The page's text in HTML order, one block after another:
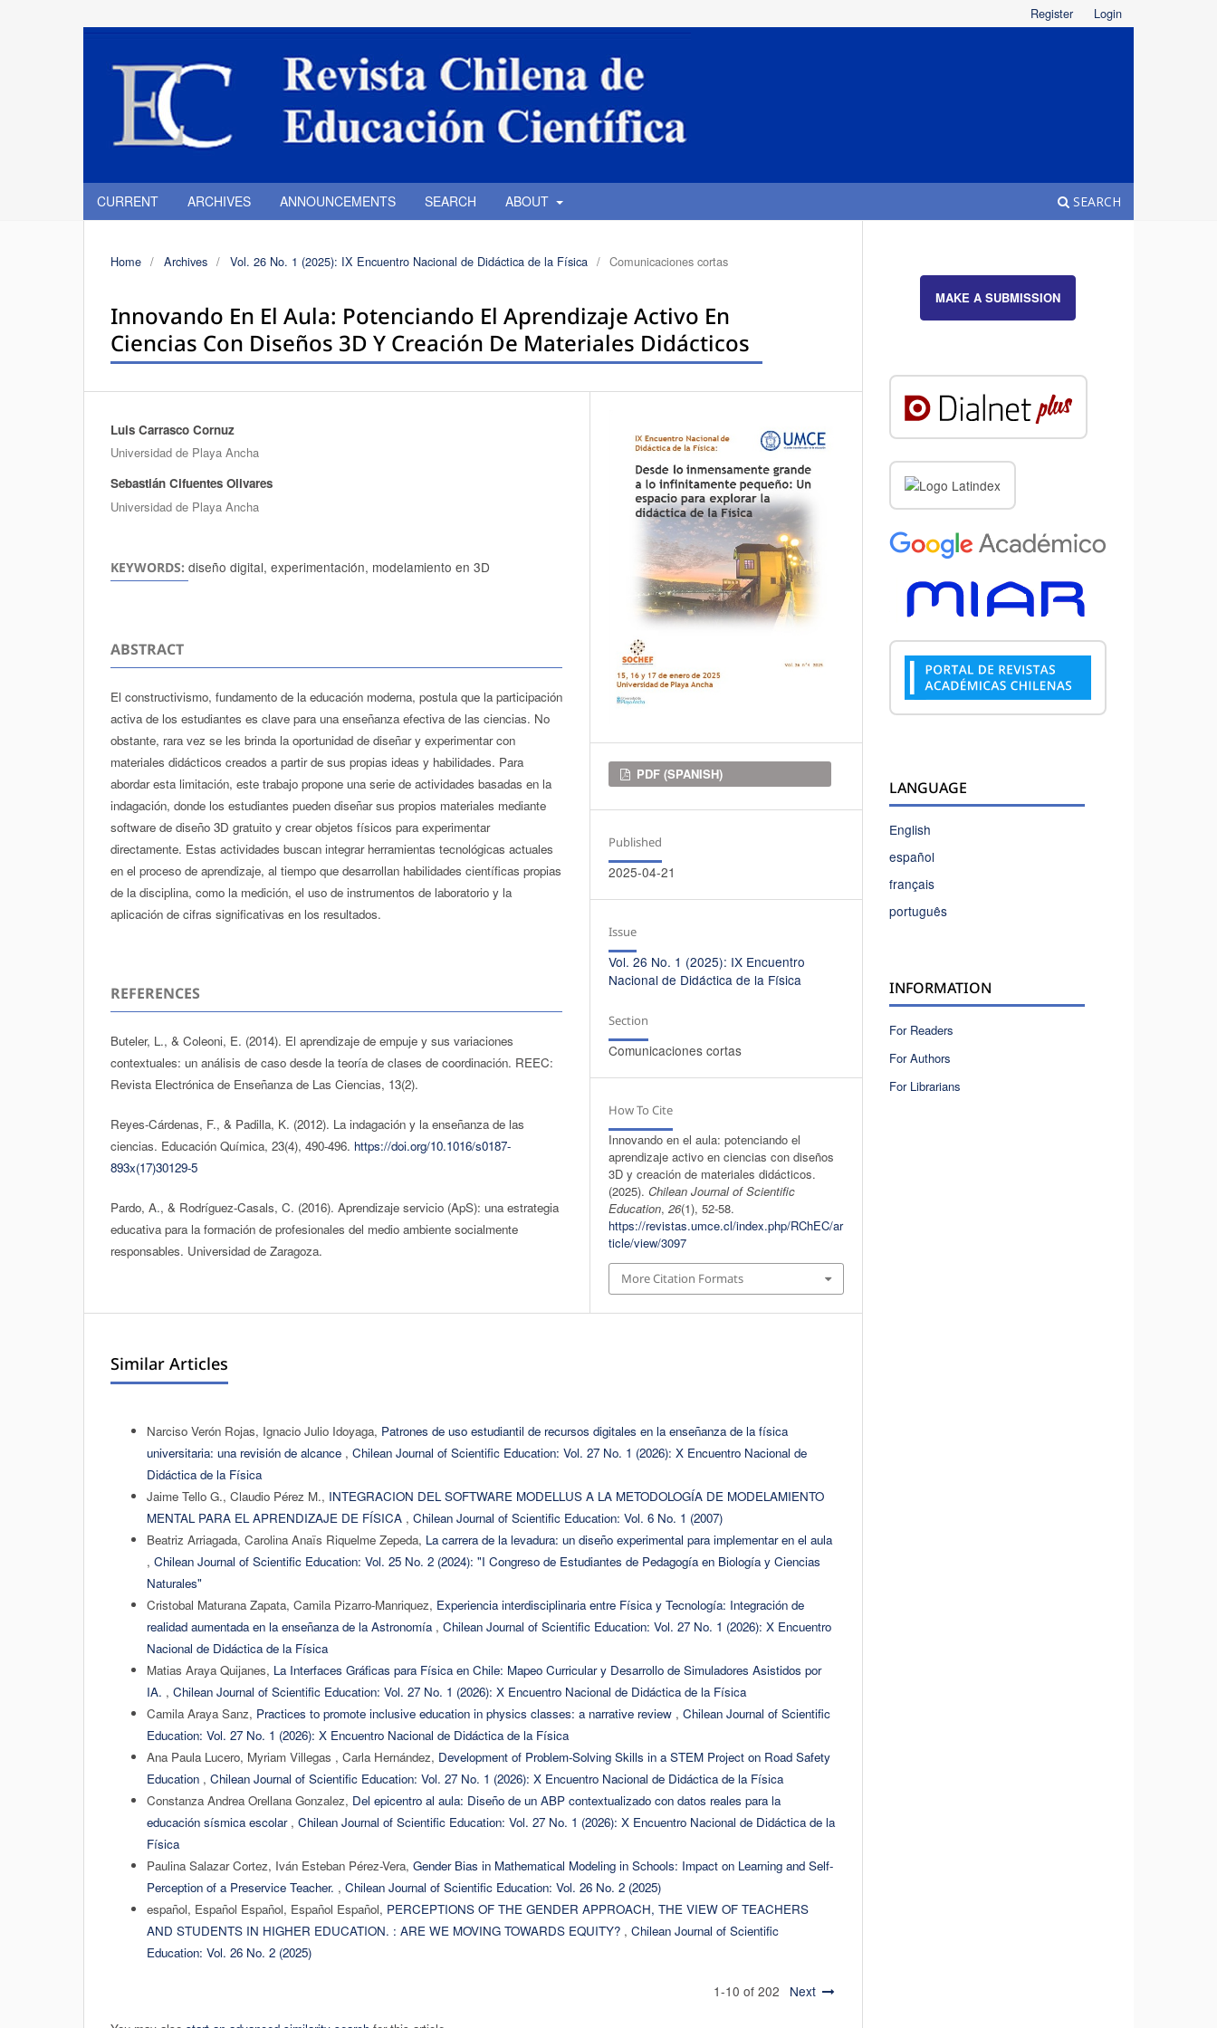
CURRENT ARCHIVES ANNOUNCEMENTS SEARCH ABOUT SEARCH
Register Login
Home / Archives / Vol. 26 No. 1 (2025): IX Encuentro Nacional de Didáctica de la Física / Comunicaciones cortas
Innovando En El Aula: Potenciando El Aprendizaje Activo En
Ciencias Con Diseños 3D Y Creación De Materiales Didácticos
Authors
Luis Carrasco Cornuz
Universidad de Playa Ancha
Sebastián Cifuentes Olivares
Universidad de Playa Ancha
KEYWORDS: diseño digital, experimentación, modelamiento en 3D
ABSTRACT
El constructivismo, fundamento de la educación moderna, postula que la participación
activa de los estudiantes es clave para una enseñanza efectiva de las ciencias. No
obstante, rara vez se les brinda la oportunidad de diseñar y experimentar con
materiales didácticos creados a partir de sus propias ideas y habilidades. Para
abordar esta limitación, este trabajo propone una serie de actividades basadas en la
indagación, donde los estudiantes pueden diseñar sus propios materiales mediante
software de diseño 3D gratuito y crear objetos físicos para experimentar
directamente. Estas actividades buscan integrar herramientas tecnológicas actuales
en el proceso de aprendizaje, al tiempo que desarrollan habilidades científicas propias
de la disciplina, como la medición, el uso de instrumentos de laboratorio y la
aplicación de cifras significativas en los resultados.
REFERENCES
Buteler, L., & Coleoni, E. (2014). El aprendizaje de empuje y sus variaciones
contextuales: un análisis de caso desde la teoría de clases de coordinación. REEC:
Revista Electrónica de Enseñanza de Las Ciencias, 13(2).
Reyes-Cárdenas, F., & Padilla, K. (2012). La indagación y la enseñanza de las
ciencias. Educación Química, 23(4), 490-496. https://doi.org/10.1016/s0187-
893x(17)30129-5
Pardo, A., & Rodríguez-Casals, C. (2016). Aprendizaje servicio (ApS): una estrategia
educativa para la formación de profesionales del medio ambiente socialmente
responsables. Universidad de Zaragoza.
Downloads
PDF (SPANISH)
Published
2025-04-21
Issue
Vol. 26 No. 1 (2025): IX Encuentro
Nacional de Didáctica de la Física
Section
Comunicaciones cortas
How To Cite
Innovando en el aula: potenciando el
aprendizaje activo en ciencias con diseños
3D y creación de materiales didácticos.
(2025).Chilean Journal of Scientific
Education,26(1), 52-58.
https://revistas.umce.cl/index.php/RChEC/ar
ticle/view/3097
More Citation Formats
Similar Articles
Narciso Verón Rojas, Ignacio Julio Idoyaga, Patrones de uso estudiantil de recursos digitales en la enseñanza de la física
universitaria: una revisión de alcance , Chilean Journal of Scientific Education: Vol. 27 No. 1 (2026): X Encuentro Nacional de
Didáctica de la Física
Jaime Tello G., Claudio Pérez M., INTEGRACION DEL SOFTWARE MODELLUS A LA METODOLOGÍA DE MODELAMIENTO
MENTAL PARA EL APRENDIZAJE DE FÍSICA , Chilean Journal of Scientific Education: Vol. 6 No. 1 (2007)
Beatriz Arriagada, Carolina Anaïs Riquelme Zepeda, La carrera de la levadura: un diseño experimental para implementar en el aula
, Chilean Journal of Scientific Education: Vol. 25 No. 2 (2024): "I Congreso de Estudiantes de Pedagogía en Biología y Ciencias
Naturales"
Cristobal Maturana Zapata, Camila Pizarro-Manriquez, Experiencia interdisciplinaria entre Física y Tecnología: Integración de
realidad aumentada en la enseñanza de la Astronomía , Chilean Journal of Scientific Education: Vol. 27 No. 1 (2026): X Encuentro
Nacional de Didáctica de la Física
Matias Araya Quijanes, La Interfaces Gráficas para Física en Chile: Mapeo Curricular y Desarrollo de Simuladores Asistidos por
IA. , Chilean Journal of Scientific Education: Vol. 27 No. 1 (2026): X Encuentro Nacional de Didáctica de la Física
Camila Araya Sanz, Practices to promote inclusive education in physics classes: a narrative review , Chilean Journal of Scientific
Education: Vol. 27 No. 1 (2026): X Encuentro Nacional de Didáctica de la Física
Ana Paula Lucero, Myriam Villegas , Carla Hernández, Development of Problem-Solving Skills in a STEM Project on Road Safety
Education , Chilean Journal of Scientific Education: Vol. 27 No. 1 (2026): X Encuentro Nacional de Didáctica de la Física
Constanza Andrea Orellana Gonzalez, Del epicentro al aula: Diseño de un ABP contextualizado con datos reales para la
educación sísmica escolar , Chilean Journal of Scientific Education: Vol. 27 No. 1 (2026): X Encuentro Nacional de Didáctica de la
Física
Paulina Salazar Cortez, Iván Esteban Pérez-Vera, Gender Bias in Mathematical Modeling in Schools: Impact on Learning and Self-
Perception of a Preservice Teacher. , Chilean Journal of Scientific Education: Vol. 26 No. 2 (2025)
español, Español Español, Español Español, PERCEPTIONS OF THE GENDER APPROACH, THE VIEW OF TEACHERS
AND STUDENTS IN HIGHER EDUCATION. : ARE WE MOVING TOWARDS EQUITY? , Chilean Journal of Scientific
Education: Vol. 26 No. 2 (2025)
1-10 of 202 Next
MAKE A SUBMISSION
LANGUAGE
English
español
français
português
INFORMATION
For Readers
For Authors
For Librarians